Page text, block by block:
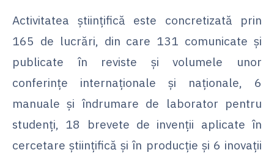
Activitatea științifică este concretizată prin
165 de lucrări, din care 131 comunicate şi
publicate în reviste şi volumele unor
conferinţe internaţionale şi naţionale, 6
manuale şi îndrumare de laborator pentru
studenţi, 18 brevete de invenţii aplicate în
cercetare ştiinţifică şi în producţie şi 6 inovaţii